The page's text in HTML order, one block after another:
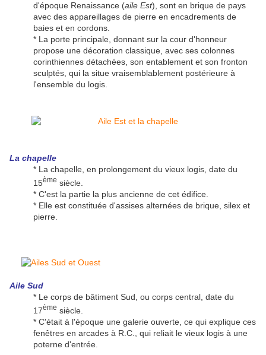
d'époque Renaissance (aile Est), sont en brique de pays
avec des appareillages de pierre en encadrements de
baies et en cordons.
* La porte principale, donnant sur la cour d'honneur
propose une décoration classique, avec ses colonnes
corinthiennes détachées, son entablement et son fronton
sculptés, qui la situe vraisemblablement postérieure à
l'ensemble du logis.
La chapelle
* La chapelle, en prolongement du vieux logis, date du
15ème siècle.
* C'est la partie la plus ancienne de cet édifice.
* Elle est constituée d'assises alternées de brique, silex et
pierre.
Aile Sud
* Le corps de bâtiment Sud, ou corps central, date du
17ème siècle.
* C'était à l'époque une galerie ouverte, ce qui explique ces
fenêtres en arcades à R.C., qui reliait le vieux logis à une
poterne d'entrée.